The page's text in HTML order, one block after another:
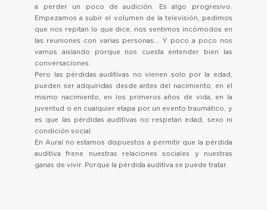
a perder un poco de audición. Es algo progresivo.
Empezamos a subir el volumen de la televisión, pedimos
que nos repitan lo que dice, nos sentimos incómodos en
las reuniones con varias personas… Y poco a poco nos
vamos aislando porque nos cuesta entender bien las
conversaciones.
Pero las pérdidas auditivas no vienen solo por la edad,
pueden ser adquiridas desde antes del nacimiento, en el
mismo nacimiento, en los primeros años de vida, en la
juventud o en cualquier etapa por un evento traumático, y
es que las pérdidas auditivas no respetan edad, sexo ni
condición social.
En Aural no estamos dispuestos a permitir que la pérdida
auditiva frene nuestras relaciones sociales y nuestras
ganas de vivir. Porque la pérdida auditiva se puede tratar.